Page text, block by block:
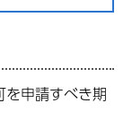
申請すべき期